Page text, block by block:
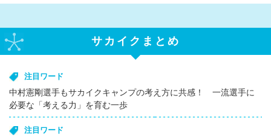
サカイクまとめ
注目ワード
中村憲剛選手もサカイクキャンプの考え方に共感！ 一流選手に
必要な「考える力」を育む一歩
注目ワード